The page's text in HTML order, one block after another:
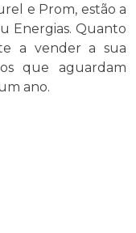
e Prom, estão a
Energias. Quanto
a vender a sua
que aguardam
ano.